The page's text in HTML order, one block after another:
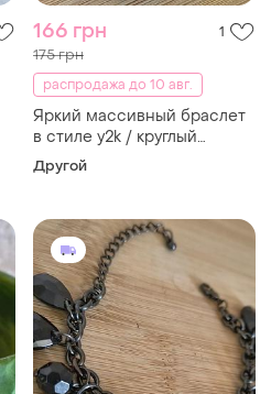
166 грн 1
175 грн
распродажа до 10 авг.
Яркий массивный браслет
в стиле y2k / круглый
браслет из крупных бусин
пластик
Другой